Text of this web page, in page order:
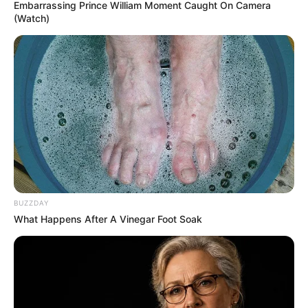
Embarrassing Prince William Moment Caught On Camera
(Watch)
BUZZDAY
What Happens After A Vinegar Foot Soak